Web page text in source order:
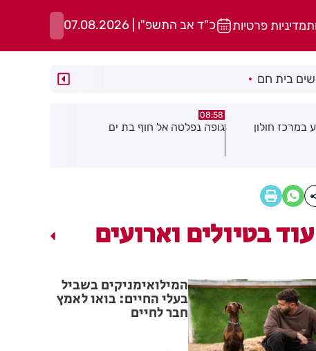
מדיניות פרטיות כ"ד אב התשפ"ו | 07.08.2026
בית חם
בת ים
08:29
חשד להצתה בשלושה מוקדים ברמת
עוד בטיולים וארועים
המילואימניקים בשביל
בעלי החיים: בואו לאמץ
חבר לחיים